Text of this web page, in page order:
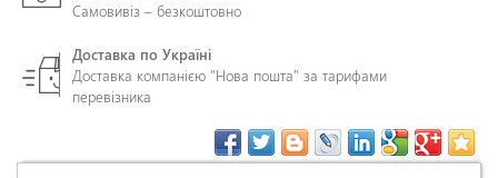
Самовивіз – безкоштовно
Доставка по Україні
Доставка компанією "Нова пошта" за тарифами
перевізника